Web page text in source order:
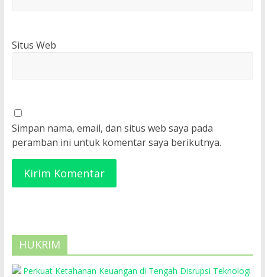
Situs Web
Simpan nama, email, dan situs web saya pada
peramban ini untuk komentar saya berikutnya.
HUKRIM